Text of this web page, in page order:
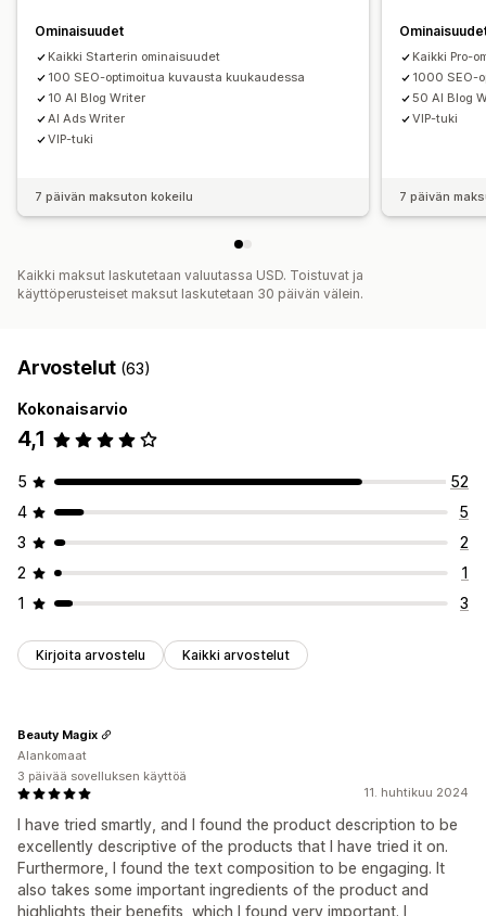
Analytiikka Kilpailija-analyysi
Nopeusanalyysi Linkkianalyysi
Seuranta
Ranking-seuranta
Sivustoliikenne
A/B-testaus
Ominaisuudet
Kaikki Starterin ominaisuudet
100 SEO-optimoitua kuvausta kuukaudessa
10 AI Blog Writer
AI Ads Writer
VIP-tuki
7 päivän maksuton kokeilu
Kaikki Pro-
1000 SEO-
50 AI Blog
VIP-tuki
7 päivän
Kaikki maksut laskutetaan valuutassa USD. Toistuvat ja
käyttöperusteiset maksut laskutetaan 30 päivän välein.
Arvostelut (63)
Kokonaisarvio
4,1
5
52
4
5
3
2
2
1
1
3
Kirjoita arvostelu Kaikki arvostelut
11. huhtikuu 2024
I have tried smartly, and I found the product description to be
excellently descriptive of the products that I have tried it on.
Furthermore, I found the text composition to be engaging. It
also takes some important ingredients of the product and
highlights their benefits, which I found very important. I
Beauty Magix
Alankomaat
3 päivää sovelluksen käyttöä